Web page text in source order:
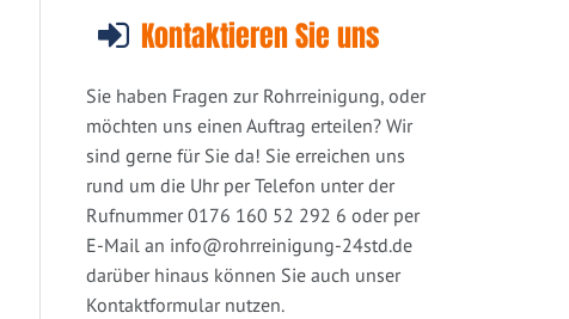
Kontaktieren Sie uns
Sie haben Fragen zur Rohrreinigung, oder
möchten uns einen Auftrag erteilen? Wir
sind gerne für Sie da! Sie erreichen uns
rund um die Uhr per Telefon unter der
Rufnummer 0176 160 52 292 6 oder per
E-Mail an info@rohrreinigung-24std.de
darüber hinaus können Sie auch unser
Kontaktformular nutzen.